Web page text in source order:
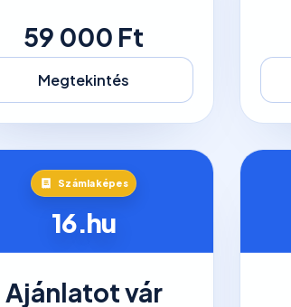
59 000 Ft
Megtekintés
Számlaképes
16.hu
Ajánlatot vár